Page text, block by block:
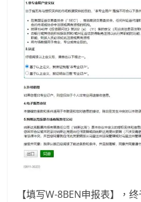
【填写W-8BEN申报表】，